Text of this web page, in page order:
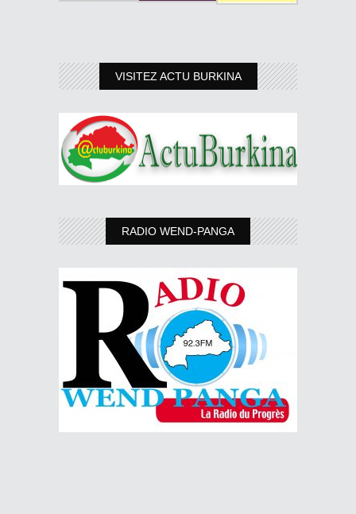
VISITEZ ACTU BURKINA
RADIO WEND-PANGA